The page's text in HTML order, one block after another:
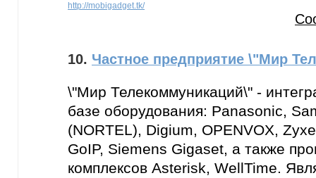
http://mobigadget.tk/
10. Частное предприятие \"Мир
\"Мир Телекоммуникаций\" -
базе оборудования: Panasonic,
(NORTEL), Digium, OPENVOX,
GoIP, Siemens Gigaset, а также
комплексов Asterisk, WellTime.